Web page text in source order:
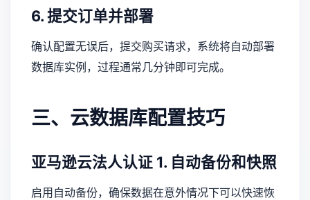
6. 提交订单并部署
确认配置无误后，提交购买请求，系统将自动部署
数据库实例，过程通常几分钟即可完成。
三、云数据库配置技巧
亚马逊云法人认证 1. 自动备份和快照
启用自动备份，确保数据在意外情况下可以快速恢